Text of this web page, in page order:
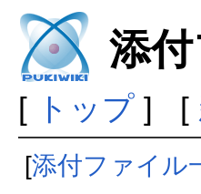
添
[ トップ] [
[添付ファイル